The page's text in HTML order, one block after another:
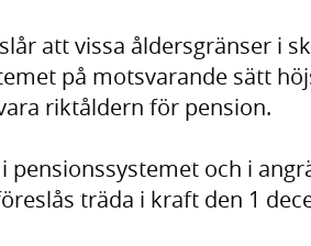
att vissa åldersgränser i
på motsvarande sätt
riktåldern för pension.
pensionssystemet och i
träda i kraft den 1